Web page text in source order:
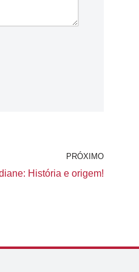
PRÓXIMO
História e origem!